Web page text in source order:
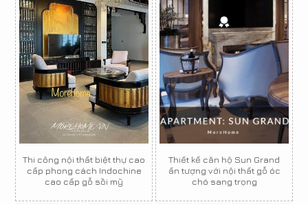
Thi công nội thất biệt thự cao
cấp phong cách Indochine
cao cấp gỗ sồi mỹ
Thiết kế căn hộ Sun Grand
ấn tượng với nội thất gỗ óc
chó sang trọng